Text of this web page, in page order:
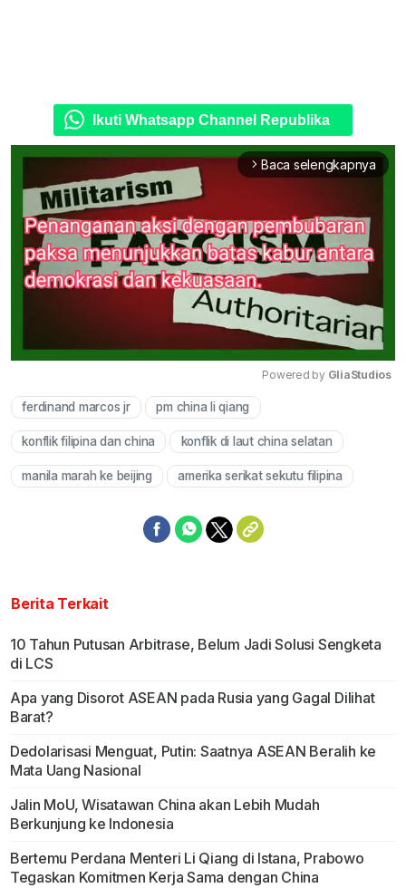
Ikuti Whatsapp Channel Republika
arrow_forward_ios Baca selengkapnya
Powered by GliaStudios
ferdinand marcos jr pm china li qiang
konflik filipina dan china konflik di laut china selatan
manila marah ke beijing amerika serikat sekutu filipina
Berita Terkait
10 Tahun Putusan Arbitrase, Belum Jadi Solusi Sengketa
di LCS
Apa yang Disorot ASEAN pada Rusia yang Gagal Dilihat
Barat?
Dedolarisasi Menguat, Putin: Saatnya ASEAN Beralih ke
Mata Uang Nasional
Jalin MoU, Wisatawan China akan Lebih Mudah
Berkunjung ke Indonesia
Bertemu Perdana Menteri Li Qiang di Istana, Prabowo
Tegaskan Komitmen Kerja Sama dengan China